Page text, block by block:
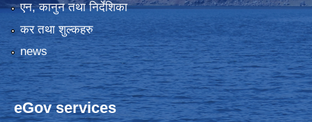
एन, कानुन तथा निर्देशिका
कर तथा शुल्कहरु
news
eGov services